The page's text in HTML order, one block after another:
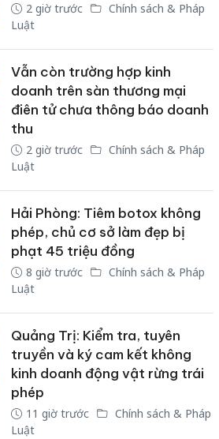
2 giờ trước
Chính sách & Pháp
Luật
Vẫn còn trường hợp kinh
doanh trên sàn thương mại
điên tử chưa thông báo doanh
thu
2 giờ trước
Chính sách & Pháp
Luật
Hải Phòng: Tiêm botox không
phép, chủ cơ sở làm đẹp bị
phạt 45 triệu đồng
8 giờ trước
Chính sách & Pháp
Luật
Quảng Trị: Kiểm tra, tuyên
truyền và ký cam kết không
kinh doanh động vật rừng trái
phép
11 giờ trước
Chính sách & Pháp
Luật